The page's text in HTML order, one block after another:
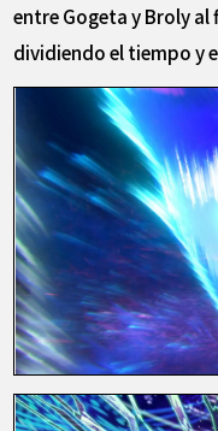
entre Gogeta y Broly
dividiendo el tiempo y